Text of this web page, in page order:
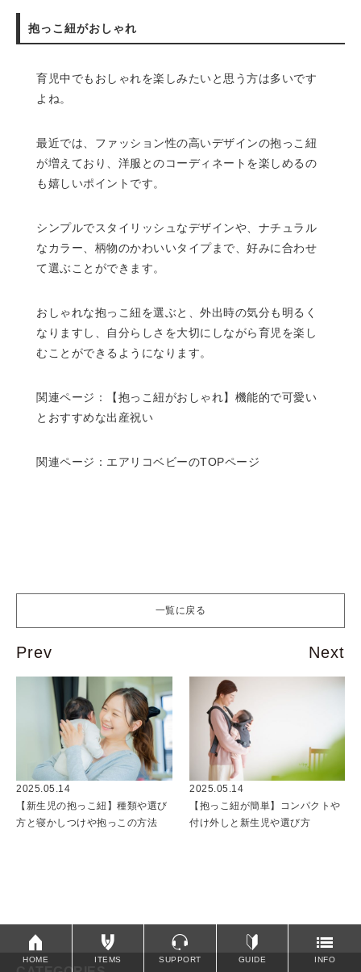
抱っこ紐がおしゃれ
育児中でもおしゃれを楽しみたいと思う方は多いです
よね。
最近では、ファッション性の高いデザインの抱っこ紐
が増えており、洋服とのコーディネートを楽しめるの
も嬉しいポイントです。
シンプルでスタイリッシュなデザインや、ナチュラル
なカラー、柄物のかわいいタイプまで、好みに合わせ
て選ぶことができます。
おしゃれな抱っこ紐を選ぶと、外出時の気分も明るく
なりますし、自分らしさを大切にしながら育児を楽し
むことができるようになります。
関連ページ：
【抱っこ紐がおしゃれ】機能的で可愛い
とおすすめな出産祝い
関連ページ： エアリコベビーのTOPページ
一覧に戻る
2025.05.14
【新生児の抱っこ紐】種類や選び
方と寝かしつけや抱っこの方法
2025.05.14
【抱っこ紐が簡単】コンパクトや
付け外しと新生児や選び方
HOME ITEMS SUPPORT GUIDE INFO